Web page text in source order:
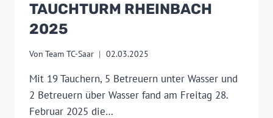
TAUCHTURM RHEINBACH
2025
Von Team TC-Saar 02.03.2025
Mit 19 Tauchern, 5 Betreuern unter Wasser und
2 Betreuern über Wasser fand am Freitag 28.
Februar 2025 die…